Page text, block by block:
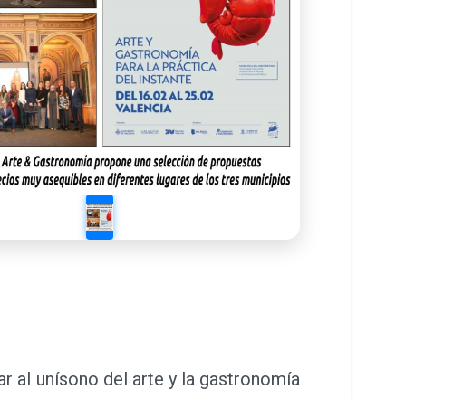
al unísono del arte y la gastronomía